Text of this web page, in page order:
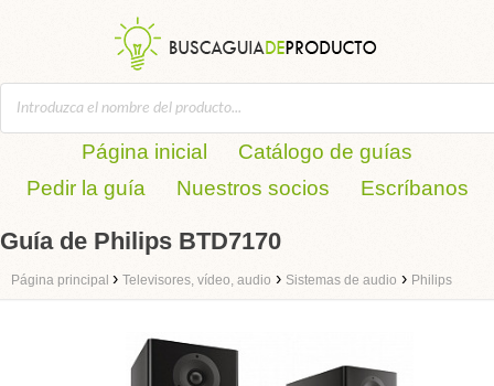
Página inicial
Catálogo de guías
Pedir la guía
Nuestros socios Escríbanos
Guía de Philips BTD7170
Página principal › Televisores, vídeo, audio › Sistemas de audio › Philips